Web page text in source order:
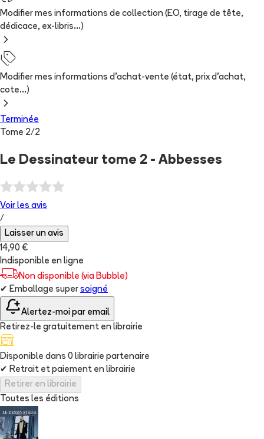
Modifier mes informations de collection (EO, tirage de tête,
dédicace, ex-libris...)
Modifier mes informations d'achat-vente (état, prix d'achat,
cote...)
Terminée
Tome 2/2
Le Dessinateur tome 2 - Abbesses
Voir les avis
/
Laisser un avis
14,90 €
Indisponible en ligne
Non disponible (via Bubble)
✔ Emballage super soigné
Alertez-moi par email
Retirez-le gratuitement en librairie
Disponible dans 0 librairie partenaire
✔ Retrait et paiement en librairie
Retirer en librairie
Toutes les éditions